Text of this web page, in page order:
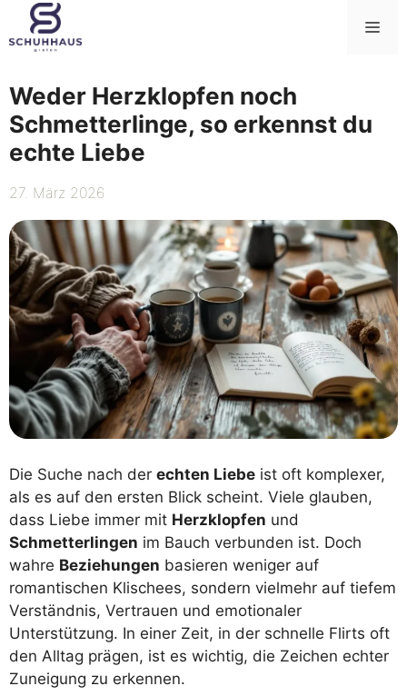
Zum
Inhalt
springen
Weder Herzklopfen noch
Schmetterlinge, so erkennst du
echte Liebe
27. März 2026
Die Suche nach der echten Liebe ist oft komplexer,
als es auf den ersten Blick scheint. Viele glauben,
dass Liebe immer mit Herzklopfen und
Schmetterlingen im Bauch verbunden ist. Doch
wahre Beziehungen basieren weniger auf
romantischen Klischees, sondern vielmehr auf tiefem
Verständnis, Vertrauen und emotionaler
Unterstützung. In einer Zeit, in der schnelle Flirts oft
den Alltag prägen, ist es wichtig, die Zeichen echter
Zuneigung zu erkennen.